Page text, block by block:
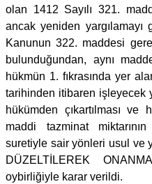
olan 1412 Sayılı 321.
ancak yeniden yargılamayı
Kanunun 322. maddesi
bulunduğundan, aynı
hükmün 1. fıkrasında yer
tarihinden itibaren işleyecek
hükümden çıkartılması ve
maddi tazminat
suretiyle sair yönleri usul ve
DÜZELTİLEREK
oybirliğiyle karar verildi.